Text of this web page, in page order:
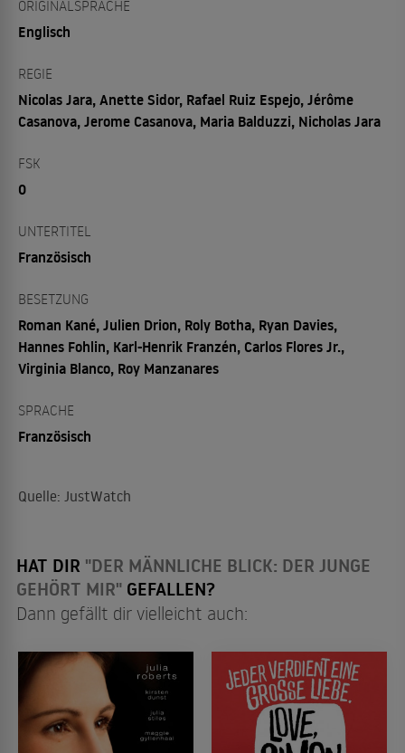
ORIGINALSPRACHE
Englisch
REGIE
Nicolas Jara, Anette Sidor, Rafael Ruiz Espejo, Jérôme
Casanova, Jerome Casanova, Maria Balduzzi, Nicholas Jara
FSK
0
UNTERTITEL
Französisch
BESETZUNG
Roman Kané, Julien Drion, Roly Botha, Ryan Davies,
Hannes Fohlin, Karl-Henrik Franzén, Carlos Flores Jr.,
Virginia Blanco, Roy Manzanares
SPRACHE
Französisch
Quelle: JustWatch
HAT DIR "DER MÄNNLICHE BLICK: DER JUNGE
GEHÖRT MIR" GEFALLEN?
Dann gefällt dir vielleicht auch: